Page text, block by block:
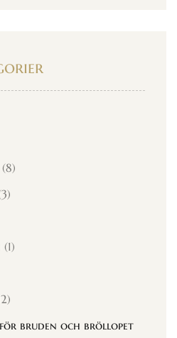
(8)
(1)
bruden och bröllopet